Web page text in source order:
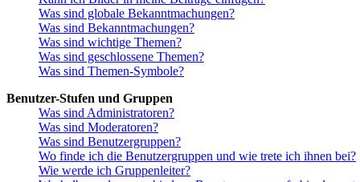
Was sind globale Bekanntmachungen?
Was sind Bekanntmachungen?
Was sind wichtige Themen?
Was sind geschlossene Themen?
Was sind Themen-Symbole?
Benutzer-Stufen und Gruppen
Was sind Administratoren?
Was sind Moderatoren?
Was sind Benutzergruppen?
Wo finde ich die Benutzergruppen und wie trete ich ihnen bei?
Wie werde ich Gruppenleiter?